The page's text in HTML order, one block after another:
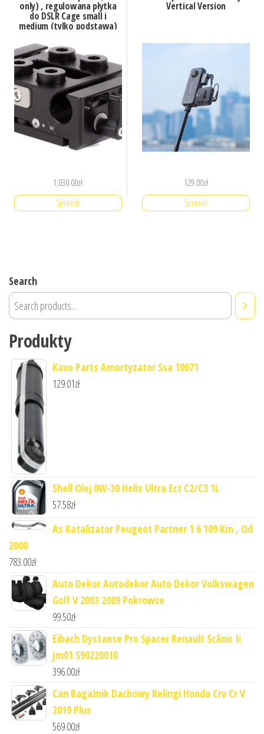
only) , regulowana płytka
do DSLR Cage small i
medium (tylko podstawa)
1,030.00zł
Sprawdź
Vertical Version
129.00zł
Sprawdź
Search
Produkty
Kavo Parts Amortyzator Ssa 10071
129.01zł
Shell Olej 0W-30 Helix Ultra Ect C2/C3 1L
57.58zł
As Katalizator Peugeot Partner 1 6 109 Km , Od
2000
783.00zł
Auto Dekor Autodekor Auto Dekor Volkswagen
Golf V 2003 2009 Pokrowce
99.50zł
Eibach Dystanse Pro Spacer Renault Scãnic Ii
Jm01 S90220010
396.00zł
Can Bagażnik Dachowy Relingi Honda Crv Cr V
2019 Plus
569.00zł